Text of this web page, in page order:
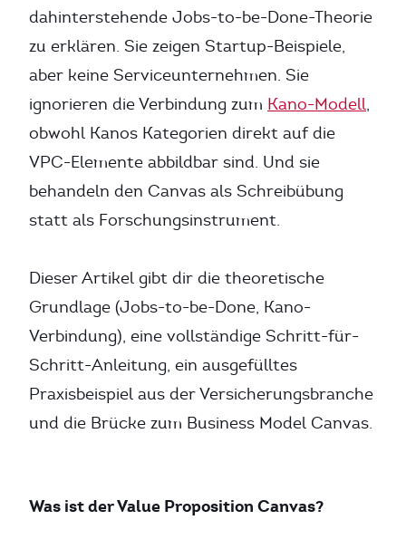
dahinterstehende Jobs-to-be-Done-Theorie
zu erklären. Sie zeigen Startup-Beispiele,
aber keine Serviceunternehmen. Sie
ignorieren die Verbindung zum Kano-Modell,
obwohl Kanos Kategorien direkt auf die
VPC-Elemente abbildbar sind. Und sie
behandeln den Canvas als Schreibübung
statt als Forschungsinstrument.
Dieser Artikel gibt dir die theoretische
Grundlage (Jobs-to-be-Done, Kano-
Verbindung), eine vollständige Schritt-für-
Schritt-Anleitung, ein ausgefülltes
Praxisbeispiel aus der Versicherungsbranche
und die Brücke zum Business Model Canvas.
Was ist der Value Proposition Canvas?